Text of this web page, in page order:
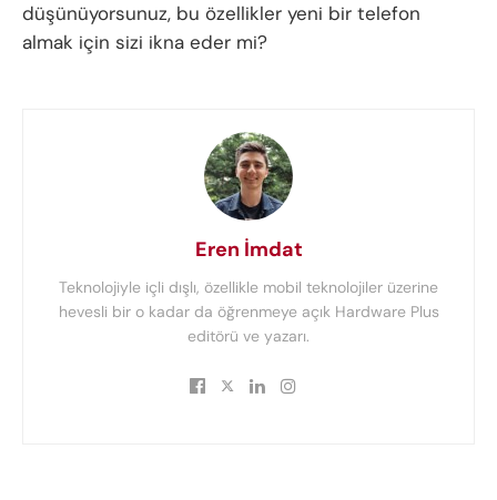
düşünüyorsunuz, bu özellikler yeni bir telefon
almak için sizi ikna eder mi?
Eren İmdat
Teknolojiyle içli dışlı, özellikle mobil teknolojiler üzerine
hevesli bir o kadar da öğrenmeye açık Hardware Plus
editörü ve yazarı.